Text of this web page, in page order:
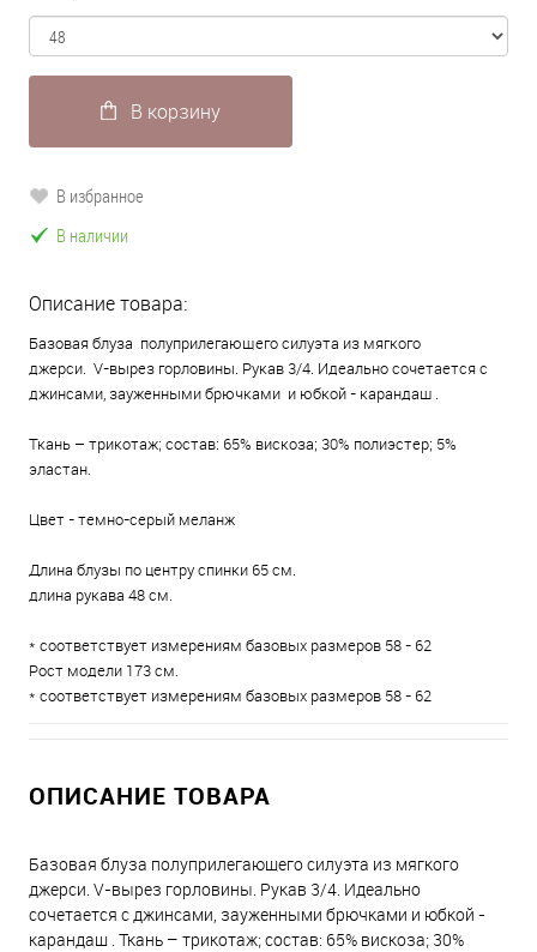
В корзину
В избранное
В наличии
Описание товара:
Базовая блуза полуприлегающего силуэта из мягкого
джерси. V-вырез горловины. Рукав 3/4. Идеально сочетается с
джинсами, зауженными брючками и юбкой - карандаш .
Ткань – трикотаж; состав: 65% вискоза; 30% полиэстер; 5%
эластан.
Цвет - темно-серый меланж
Длина блузы по центру спинки 65 см.
длина рукава 48 см.
* соответствует измерениям базовых размеров 58 - 62
Рост модели 173 см.
* соответствует измерениям базовых размеров 58 - 62
ОПИСАНИЕ ТОВАРА
Базовая блуза полуприлегающего силуэта из мягкого
джерси. V-вырез горловины. Рукав 3/4. Идеально
сочетается с джинсами, зауженными брючками и юбкой -
карандаш . Ткань – трикотаж; состав: 65% вискоза; 30%